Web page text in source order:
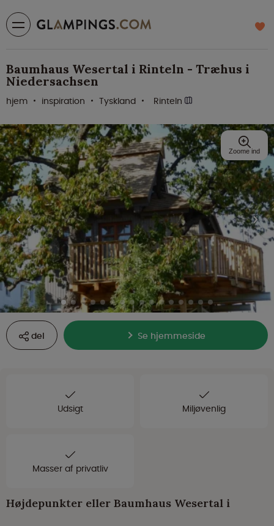
Baumhaus Wesertal i Rinteln - Træhus i
Niedersachsen
hjem inspiration Tyskland Rinteln
del Se hjemmeside
Zoome ind
Udsigt Miljøvenlig
Masser af privatliv
Højdepunkter eller Baumhaus Wesertal i